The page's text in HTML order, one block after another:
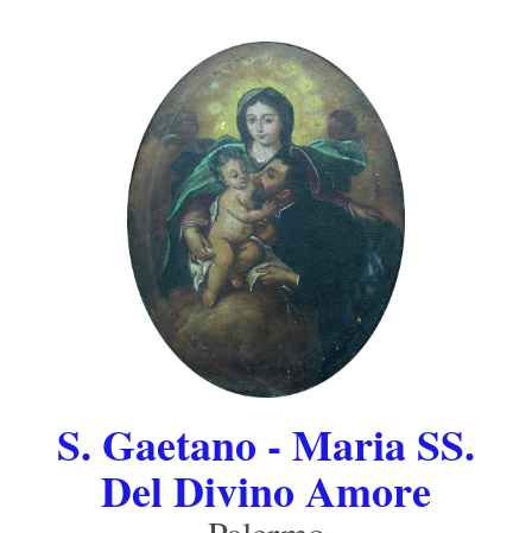
S. Gaetano - Maria SS.
Del Divino Amore